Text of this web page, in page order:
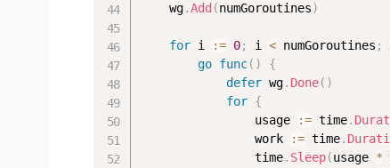
    wg
.Add (numGoroutines)
for i := 0; i < numGoroutines ;
go func( )
{
defer wg. Done( )
for {
                usage
:= time.
                work
:= time.
                time
. Sleep(usage *